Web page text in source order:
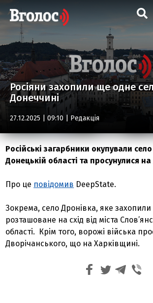
Росіяни захопили ще одне
Донеччині
27.12.2025 | 09:10 | Редакція
Російські загарбники окупували
Донецькій області та просунулися
Про це повідомив DeepState.
Зокрема, село Дронівка, яке захопили
розташоване на схід від міста
області. Крім того, ворожі війська
Дворічанського, що на Харківщині.